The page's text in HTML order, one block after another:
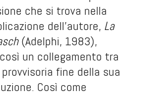
che si trova nella
dell'autore, La
(Adelphi, 1983),
un collegamento tra
fine della sua
Così come